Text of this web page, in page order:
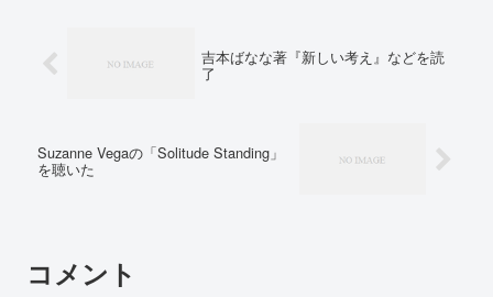
吉本ばなな著『新しい考え』などを読
了
Suzanne Vegaの「Solitude Standing」
を聴いた
コメント